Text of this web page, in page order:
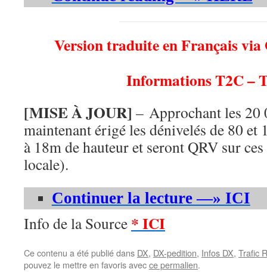
Version traduite en Français via
Informations T2C –
[MISE À JOUR] – Approchant les 20
maintenant érigé les dénivelés de 80 et
à 18m de hauteur et seront QRV sur
locale).
Continuer la lecture —» ICI
Info de la Source * ICI
Ce contenu a été publié dans DX, DX-pedition, Infos DX, Trafic
pouvez le mettre en favoris avecce permalien.